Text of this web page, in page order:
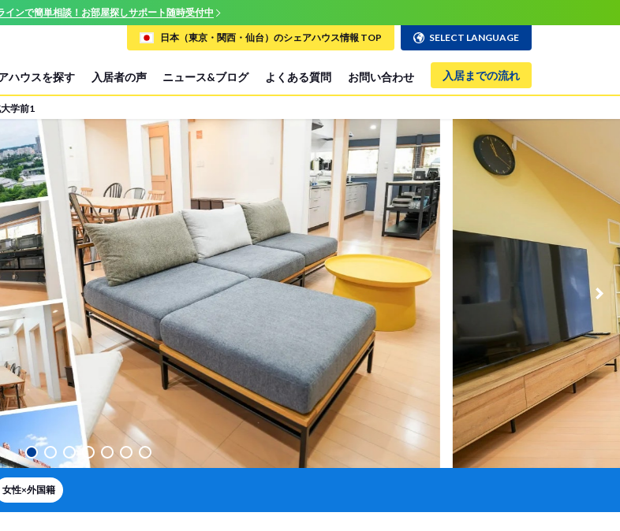
インで簡単相談！お部屋探しサポート随時受付中
ハウスを探す 入居者の声 ニュース&ブログ よくある質問 お問い合わせ 入居までの流れ
日本（東京・関西・仙台）のシェアハウス情報 TOP SELECT LANGUAGE
学前1
女性×外国籍